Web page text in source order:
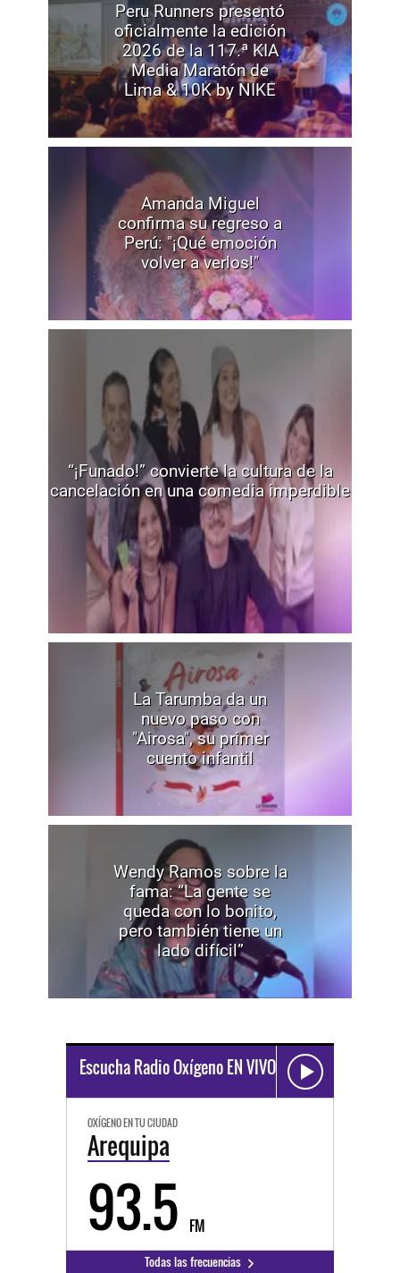
Peru Runners presentó
oficialmente la edición
2026 de la 117.ª KIA
Media Maratón de
Lima & 10K by NIKE
Amanda Miguel
confirma su regreso a
Perú: "¡Qué emoción
volver a verlos!"
“¡Funado!” convierte la cultura de la
cancelación en una comedia imperdible
La Tarumba da un
nuevo paso con
"Airosa", su primer
cuento infantil
Wendy Ramos sobre la
fama: “La gente se
queda con lo bonito,
pero también tiene un
lado difícil”
Escucha Radio Oxígeno EN VIVO
OXÍGENO EN TU CIUDAD
Arequipa
93.5 FM
Todas las frecuencias